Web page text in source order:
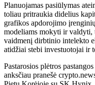
Planuojamas pasiūlymas
toliau pritraukia didelius
grafikos apdorojimo
modeliams mokyti ir
vaidmenį dirbtinio intelekto
atidžiai stebi investuotojai ir
Pastarosios plėtros
anksčiau pranešė